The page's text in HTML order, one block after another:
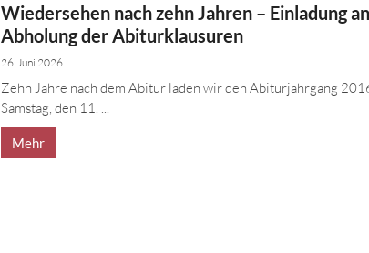
Wiedersehen nach zehn Jahren – Einladung
Abholung der Abiturklausuren
26. Juni 2026
Zehn Jahre nach dem Abitur laden wir den Abiturjahrgang
Samstag, den 11. ...
Mehr